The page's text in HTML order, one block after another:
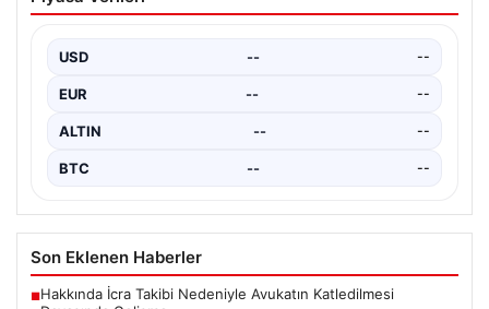
İstanbul’a geliyor
USD -- --
EUR -- --
ALTIN -- --
BTC -- --
Son Eklenen Haberler
■Hakkında İcra Takibi Nedeniyle Avukatın Katledilmesi